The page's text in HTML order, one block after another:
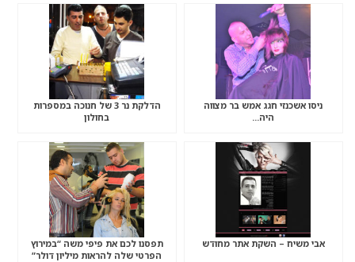
ניסו אשכנזי חגג אמש בר מצווה
היה…
הדלקת נר 3 של חנוכה במספרות
בחולון
אבי משיח – השקת אתר מחודש
תפסנו לכם את פיפי משה “במירוץ
הפרטי שלה להראות מיליון דולר”